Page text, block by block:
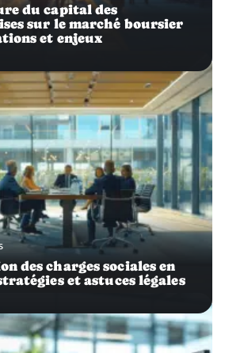
du capital des
sur le marché boursier
et enjeux
des charges sociales en
et astuces légales